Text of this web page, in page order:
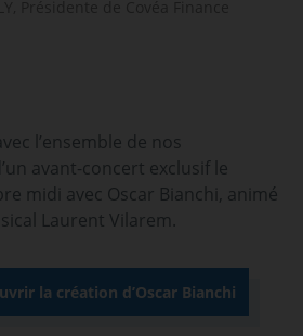
l’ensemble de nos
avant-concert exclusif le
midi avec Oscar Bianchi, animé
Laurent Vilarem.
la création d’Oscar Bianchi